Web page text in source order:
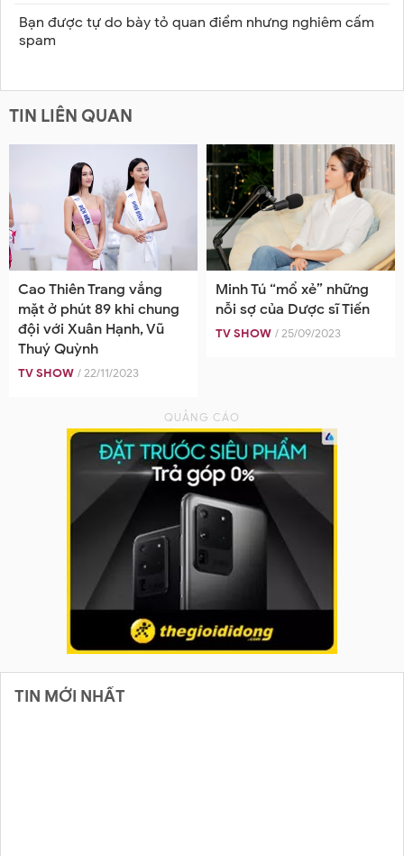
Bạn được tự do bày tỏ quan điểm nhưng nghiêm cấm
spam
TIN LIÊN QUAN
Cao Thiên Trang vắng
mặt ở phút 89 khi chung
đội với Xuân Hạnh, Vũ
Thuý Quỳnh
TV SHOW / 22/11/2023
Minh Tú “mổ xẻ” những
nỗi sợ của Dược sĩ Tiến
TV SHOW / 25/09/2023
TIN MỚI NHẤT